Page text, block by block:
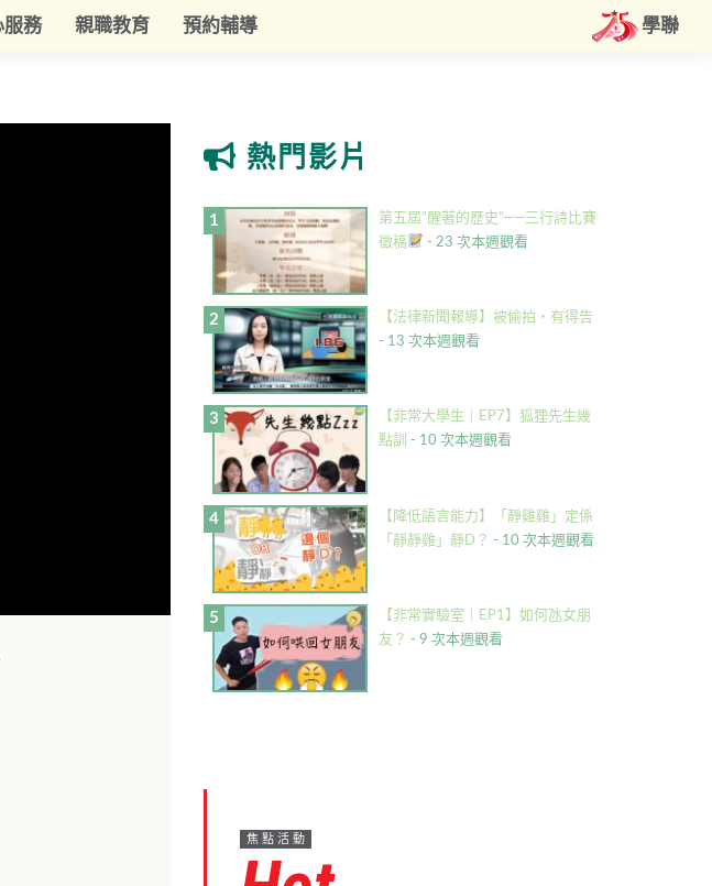
服務 親職教育 預約輔導 學聯
熱門影片
第五屆”醒著的歷史”——三行詩比賽
徵稿
- 23 次本週觀看
【法律新聞報導】被偷拍・有得告
- 13 次本週觀看
【非常大學生｜EP7】狐狸先生幾
點訓 - 10 次本週觀看
【降低語言能力】「靜雞雞」定係
「靜靜雞」靜D？ - 10 次本週觀看
【非常實驗室｜EP1】如何氹女朋
友？ - 9 次本週觀看
焦點活動